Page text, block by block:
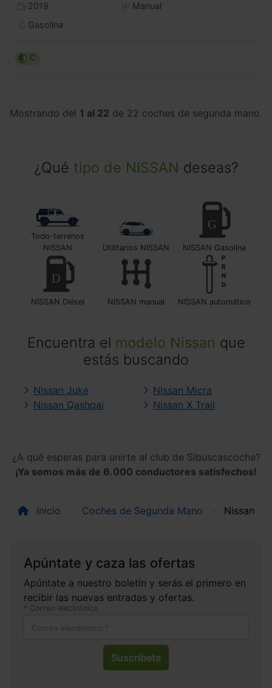
2019
Manual
Gasolina
C
Mostrando del 1 al 22 de 22 coches de segunda mano.
¿Qué tipo de NISSAN deseas?
Todo-terrenos
NISSAN
Utilitarios NISSAN NISSAN Gasolina
NISSAN Diésel NISSAN manual NISSAN automático
Encuentra el modelo Nissan que
estás buscando
Nissan Juke
Nissan Micra
Nissan Qashqai
Nissan X Trail
¿A qué esperas para unirte al club de Sibuscascoche?
¡Ya somos más de 6.000 conductores satisfechos!
Inicio Coches de Segunda Mano Nissan
Apúntate y caza las ofertas
Apúntate a nuestro boletín y serás el primero en
recibir las nuevas entradas y ofertas.
Correo electrónico
Suscríbete